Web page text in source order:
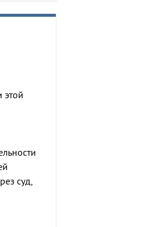
этой
суд,